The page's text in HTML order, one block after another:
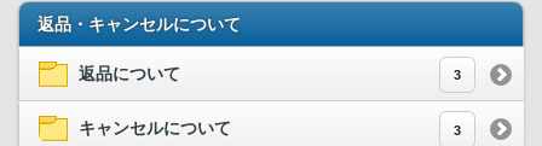
返品・キャンセルについて
返品について 3
キャンセルについて 3